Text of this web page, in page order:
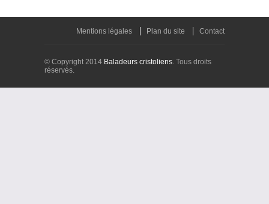
Mentions légales Plan du site Contact
© Copyright 2014 Baladeurs cristoliens. Tous droits
réservés.